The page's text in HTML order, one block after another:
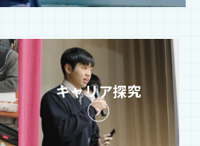
キャリア探究